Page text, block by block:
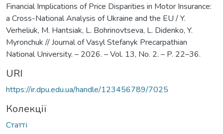
Financial Implications of Price Disparities in Motor Insurance:
a Cross-National Analysis of Ukraine and the EU / Y.
Verheliuk, M. Hantsiak, L. Bohrinovtseva, L. Didenko, Y.
Myronchuk // Journal of Vasyl Stefanyk Precarpathian
National University. – 2026. – Vol. 13, No. 2. – P. 22–36.
URI
https://ir.dpu.edu.ua/handle/123456789/7025
Колекції
Статті